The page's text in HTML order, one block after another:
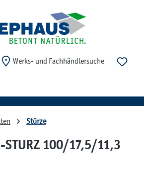
Werks- und Fachhändlersuche Du
enthält 0 Positionen. Der Gesamtwert
Stürze
STURZ 100/17,5/11,3